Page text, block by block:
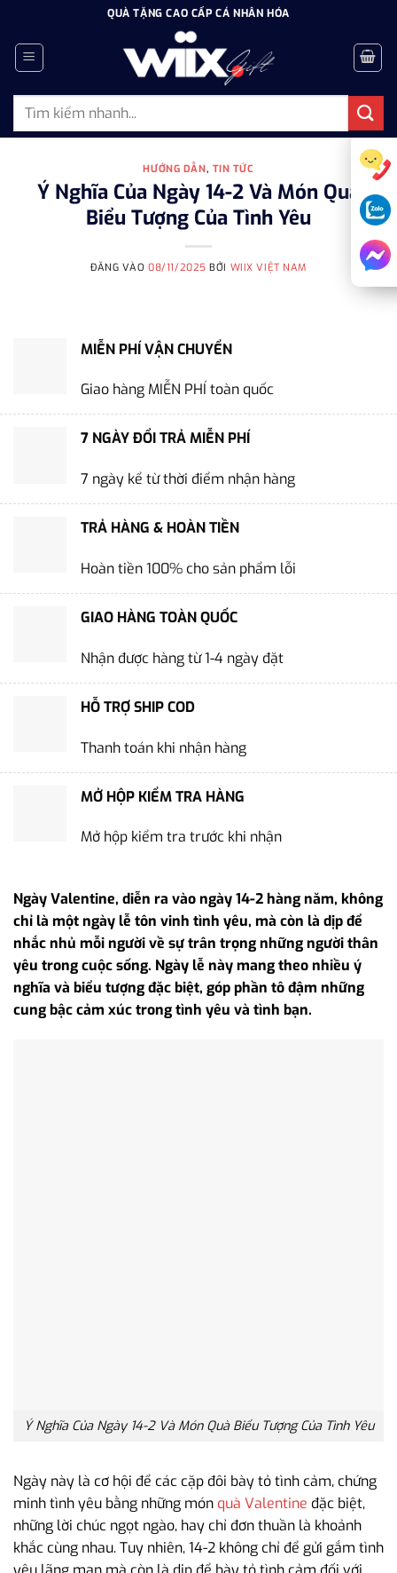
dung
QUÀ TẶNG CAO CẤP CÁ NHÂN HÓA
Tìm
HƯỚNG DẪN, TIN TỨC
Ý Nghĩa Của Ngày 14-2 Và Món Quà
Biểu Tượng Của Tình Yêu
ĐĂNG VÀO08/11/2025 BỞI WIIX VIỆT NAM
MIỄN PHÍ VẬN CHUYỂN
Giao hàng MIỄN PHÍ toàn quốc
7 NGÀY ĐỔI TRẢ MIỄN PHÍ
7 ngày kể từ thời điểm nhận hàng
TRẢ HÀNG & HOÀN TIỀN
Hoàn tiền 100% cho sản phẩm lỗi
GIAO HÀNG TOÀN QUỐC
Nhận được hàng từ 1-4 ngày đặt
HỖ TRỢ SHIP COD
Thanh toán khi nhận hàng
MỞ HỘP KIỂM TRA HÀNG
Mở hộp kiểm tra trước khi nhận
Ngày Valentine, diễn ra vào ngày 14-2 hàng năm, không
chỉ là một ngày lễ tôn vinh tình yêu, mà còn là dịp để
nhắc nhủ mỗi người về sự trân trọng những người thân
yêu trong cuộc sống. Ngày lễ này mang theo nhiều ý
nghĩa và biểu tượng đặc biệt, góp phần tô đậm những
cung bậc cảm xúc trong tình yêu và tình bạn.
Ý Nghĩa Của Ngày 14-2 Và Món Quà Biểu Tượng Của Tình Yêu
Ngày này là cơ hội để các cặp đôi bày tỏ tình cảm, chứng
minh tình yêu bằng những món quà Valentine đặc biệt,
những lời chúc ngọt ngào, hay chỉ đơn thuần là khoảnh
khắc cùng nhau. Tuy nhiên, 14-2 không chỉ để gửi gắm tình